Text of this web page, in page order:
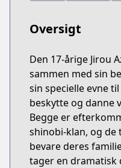
Oversigt
Den 17-årige Jirou
sammen med sin
sin specielle evne
beskytte og danne
Begge er
shinobi-klan, og
bevare deres
tager en dramatisk